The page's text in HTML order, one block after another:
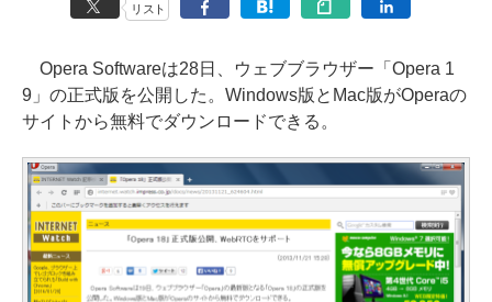
リスト
Opera Softwareは28日、ウェブブラウザー「Opera 1
9」の正式版を公開した。Windows版とMac版がOperaの
サイトから無料でダウンロードできる。